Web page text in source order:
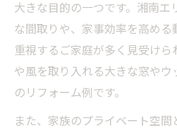
大きな目的の一つです。湘南エ
な間取りや、家事効率を高め
重視するご家庭が多く見受け
や風を取り入れる大きな窓や
のリフォーム例です。
また、家族のプライベート空